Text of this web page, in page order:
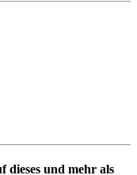
dieses und mehr als